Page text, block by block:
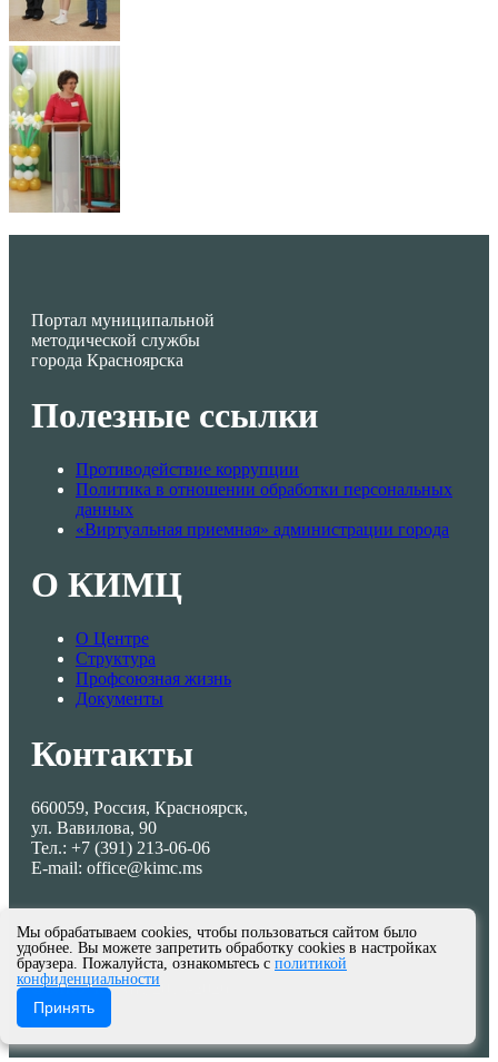
Портал муниципальной
методической службы
города Красноярска
Полезные ссылки
Противодействие коррупции
Политика в отношении обработки персональных
данных
«Виртуальная приемная» администрации города
О КИМЦ
О Центре
Структура
Профсоюзная жизнь
Документы
Контакты
660059, Россия, Красноярск,
ул. Вавилова, 90
Тел.: +7 (391) 213-06-06
E-mail: office@kimc.ms
© МКУ КИМЦ 2013-2026
Мы обрабатываем cookies, чтобы пользоваться сайтом было
удобнее. Вы можете запретить обработку cookies в настройках
браузера. Пожалуйста, ознакомьтесь с политикой
конфиденциальности
Принять